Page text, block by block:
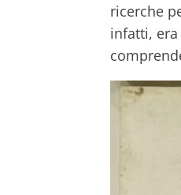
ricerche
infatti,